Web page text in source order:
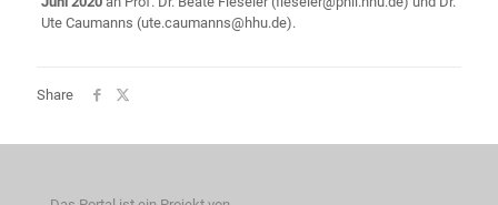
Ute Caumanns (ute.caumanns@hhu.de).
Share